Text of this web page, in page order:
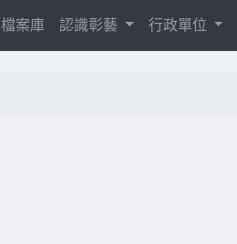
檔案庫 認識彰藝 行政單位